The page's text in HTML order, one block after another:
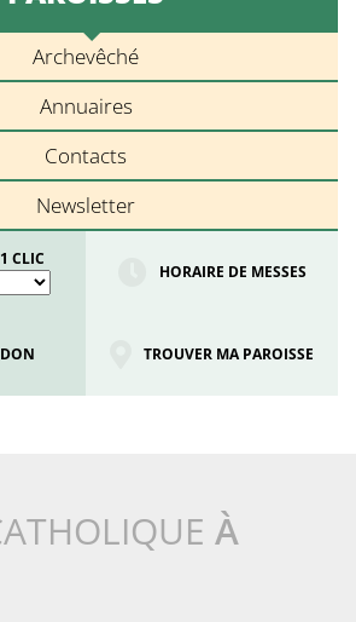
Archevêché
Annuaires
Contacts
Newsletter
CLIC
HORAIRE DE MESSES
TROUVER MA PAROISSE
À